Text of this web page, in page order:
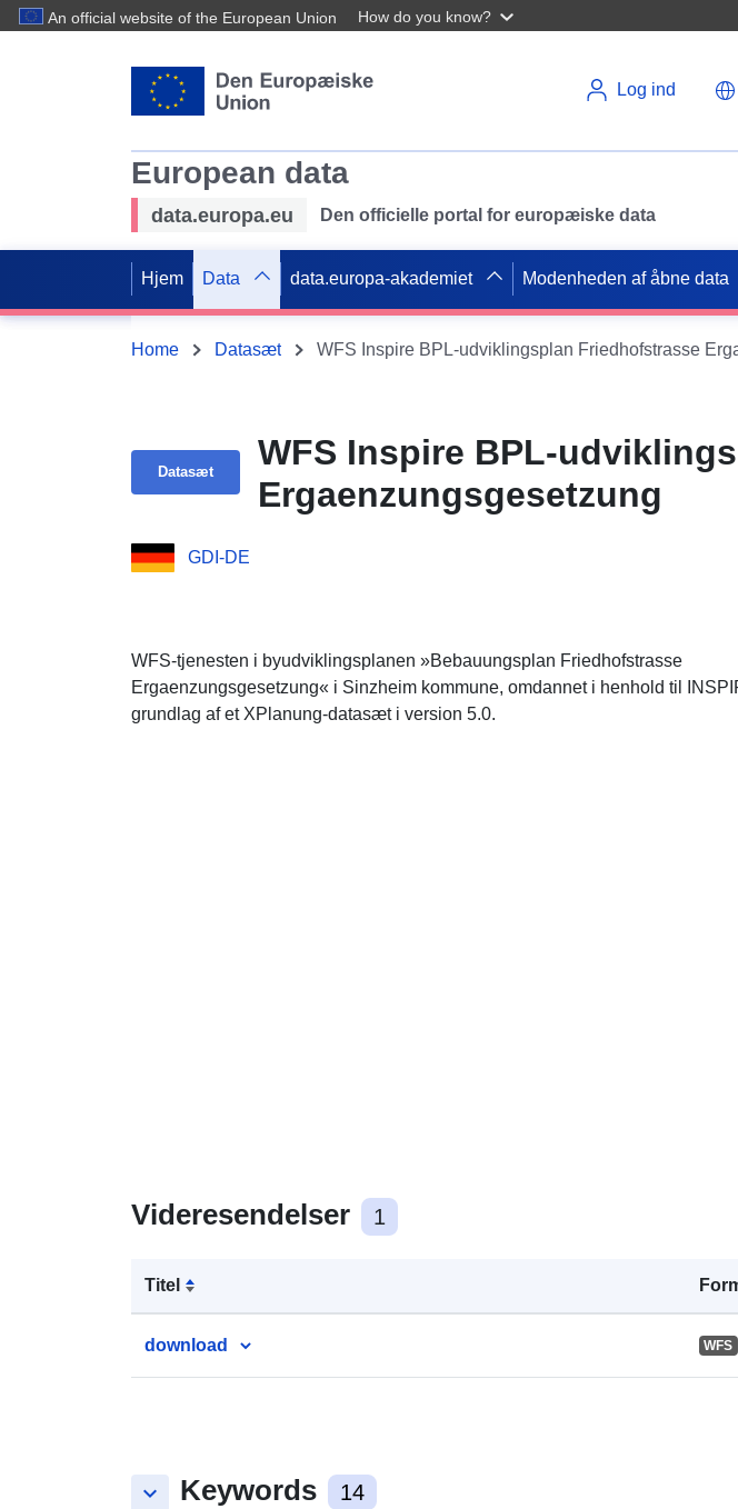
An official website of the European Union How do you know?
Log ind
European data
data.europa.eu Den officielle portal for europæiske data
Hjem Data data.europa-akademiet Modenheden af åbne data
Home Datasæt WFS Inspire BPL-udviklingsplan Friedhofstrasse
Datasæt
WFS Inspire BPL-
Ergaenzungsgesetzung
GDI-DE
WFS-tjenesten i byudviklingsplanen »Bebauungsplan Friedhofstrasse
Ergaenzungsgesetzung« i Sinzheim kommune, omdannet i henhold til
grundlag af et XPlanung-datasæt i version 5.0.
Videresendelser 1
Titel
download WFS
keyboard_arrow_down Keywords 14